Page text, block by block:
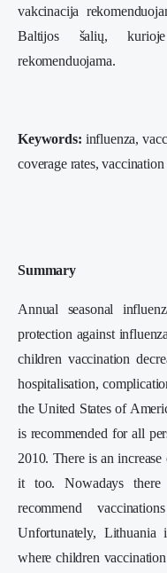
vakcinacija
Baltijos šalių,
rekomenduojama.
Keywords: influenza,
coverage rates,
Summary
Annual seasonal
protection against
children vaccination
hospitalisation,
the United States of
is recommended for all
2010. There is an
it too. Nowadays
recommend
Unfortunately,
where children